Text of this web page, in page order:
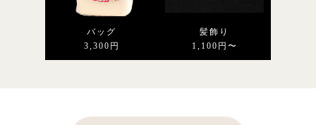
バッグ
3,300円
髪飾り
1,100円〜